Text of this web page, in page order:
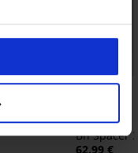
4,8
Bh Spacer
62,99 €